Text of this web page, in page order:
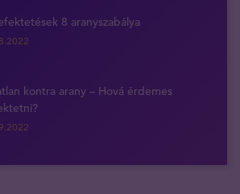
8 aranyszabálya
kontra arany – Hová érdemes